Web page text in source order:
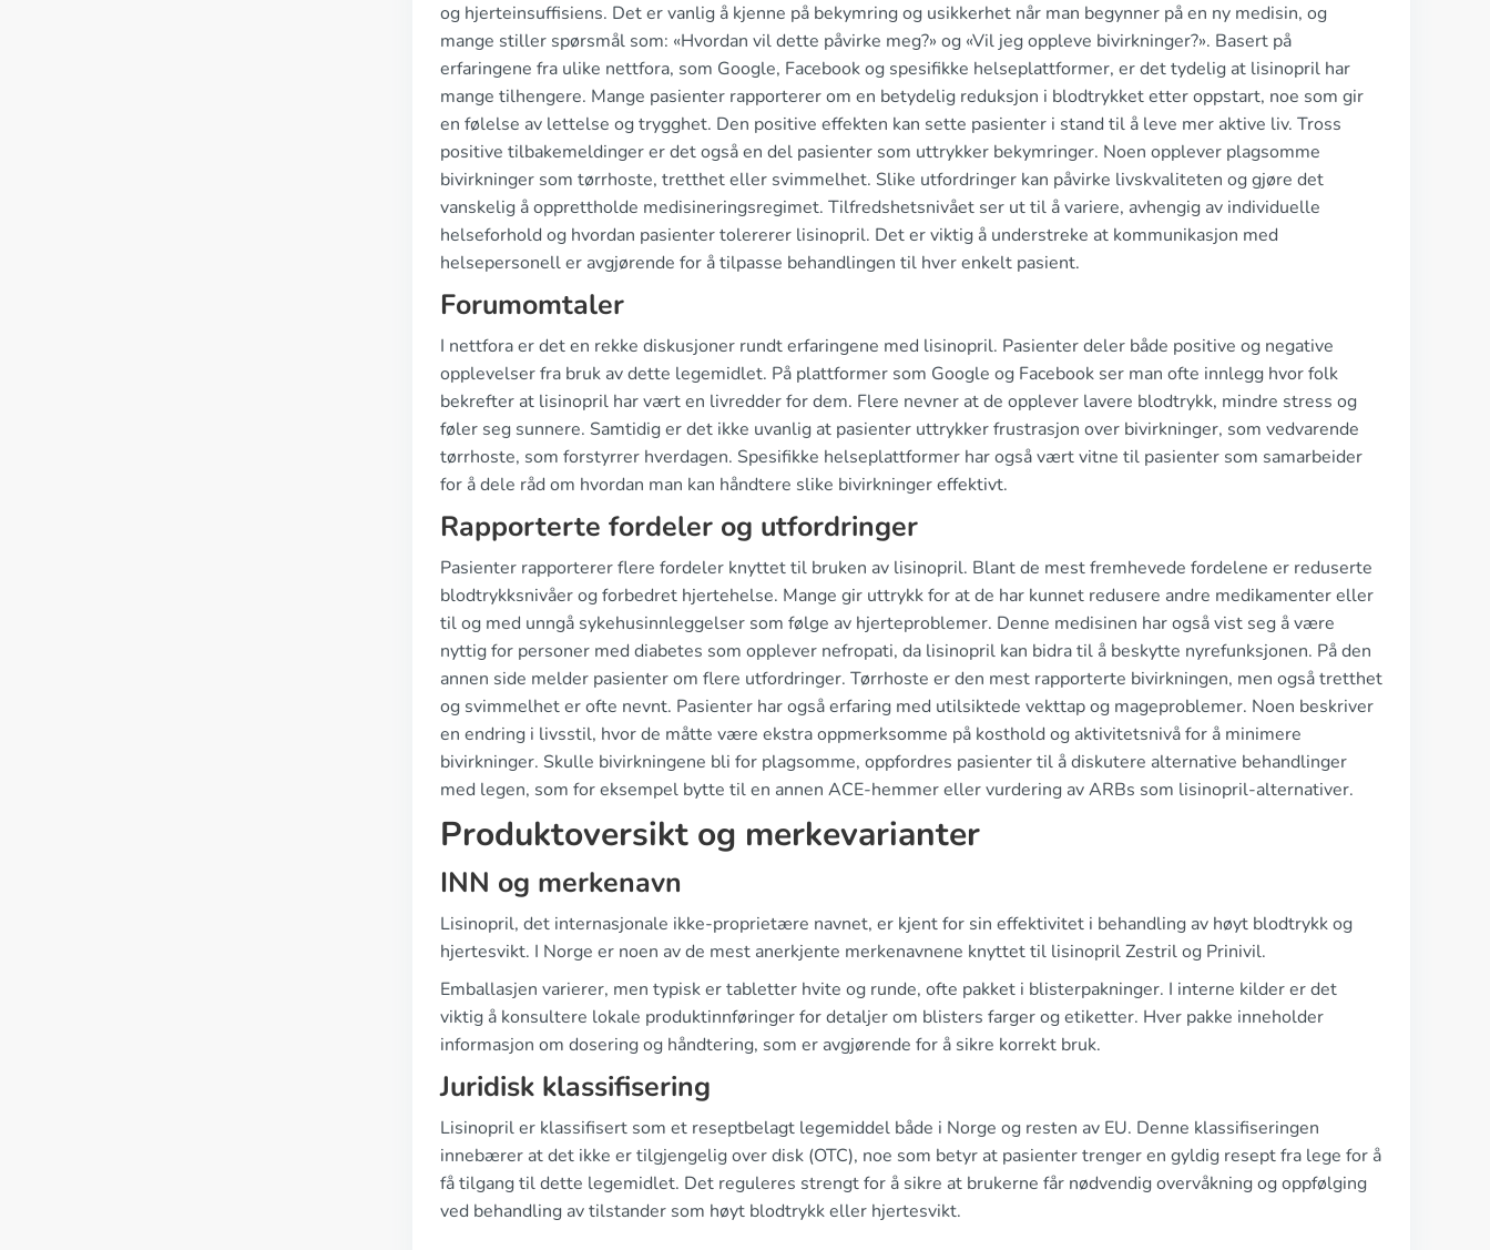
og hjerteinsuffisiens. Det er vanlig å kjenne på bekymring og usikkerhet når man begynner på en ny medisin, og
mange stiller spørsmål som: «Hvordan vil dette påvirke meg?» og «Vil jeg oppleve bivirkninger?». Basert på
erfaringene fra ulike nettfora, som Google, Facebook og spesifikke helseplattformer, er det tydelig at lisinopril har
mange tilhengere. Mange pasienter rapporterer om en betydelig reduksjon i blodtrykket etter oppstart, noe som gir
en følelse av lettelse og trygghet. Den positive effekten kan sette pasienter i stand til å leve mer aktive liv. Tross
positive tilbakemeldinger er det også en del pasienter som uttrykker bekymringer. Noen opplever plagsomme
bivirkninger som tørrhoste, tretthet eller svimmelhet. Slike utfordringer kan påvirke livskvaliteten og gjøre det
vanskelig å opprettholde medisineringsregimet. Tilfredshetsnivået ser ut til å variere, avhengig av individuelle
helseforhold og hvordan pasienter tolererer lisinopril. Det er viktig å understreke at kommunikasjon med
helsepersonell er avgjørende for å tilpasse behandlingen til hver enkelt pasient.
Forumomtaler
I nettfora er det en rekke diskusjoner rundt erfaringene med lisinopril. Pasienter deler både positive og negative
opplevelser fra bruk av dette legemidlet. På plattformer som Google og Facebook ser man ofte innlegg hvor folk
bekrefter at lisinopril har vært en livredder for dem. Flere nevner at de opplever lavere blodtrykk, mindre stress og
føler seg sunnere. Samtidig er det ikke uvanlig at pasienter uttrykker frustrasjon over bivirkninger, som vedvarende
tørrhoste, som forstyrrer hverdagen. Spesifikke helseplattformer har også vært vitne til pasienter som samarbeider
for å dele råd om hvordan man kan håndtere slike bivirkninger effektivt.
Rapporterte fordeler og utfordringer
Pasienter rapporterer flere fordeler knyttet til bruken av lisinopril. Blant de mest fremhevede fordelene er reduserte
blodtrykksnivåer og forbedret hjertehelse. Mange gir uttrykk for at de har kunnet redusere andre medikamenter eller
til og med unngå sykehusinnleggelser som følge av hjerteproblemer. Denne medisinen har også vist seg å være
nyttig for personer med diabetes som opplever nefropati, da lisinopril kan bidra til å beskytte nyrefunksjonen. På den
annen side melder pasienter om flere utfordringer. Tørrhoste er den mest rapporterte bivirkningen, men også tretthet
og svimmelhet er ofte nevnt. Pasienter har også erfaring med utilsiktede vekttap og mageproblemer. Noen beskriver
en endring i livsstil, hvor de måtte være ekstra oppmerksomme på kosthold og aktivitetsnivå for å minimere
bivirkninger. Skulle bivirkningene bli for plagsomme, oppfordres pasienter til å diskutere alternative behandlinger
med legen, som for eksempel bytte til en annen ACE-hemmer eller vurdering av ARBs som lisinopril-alternativer.
Produktoversikt og merkevarianter
INN og merkenavn
Lisinopril, det internasjonale ikke-proprietære navnet, er kjent for sin effektivitet i behandling av høyt blodtrykk og
hjertesvikt. I Norge er noen av de mest anerkjente merkenavnene knyttet til lisinopril Zestril og Prinivil.
Emballasjen varierer, men typisk er tabletter hvite og runde, ofte pakket i blisterpakninger. I interne kilder er det
viktig å konsultere lokale produktinnføringer for detaljer om blisters farger og etiketter. Hver pakke inneholder
informasjon om dosering og håndtering, som er avgjørende for å sikre korrekt bruk.
Juridisk klassifisering
Lisinopril er klassifisert som et reseptbelagt legemiddel både i Norge og resten av EU. Denne klassifiseringen
innebærer at det ikke er tilgjengelig over disk (OTC), noe som betyr at pasienter trenger en gyldig resept fra lege for å
få tilgang til dette legemidlet. Det reguleres strengt for å sikre at brukerne får nødvendig overvåkning og oppfølging
ved behandling av tilstander som høyt blodtrykk eller hjertesvikt.